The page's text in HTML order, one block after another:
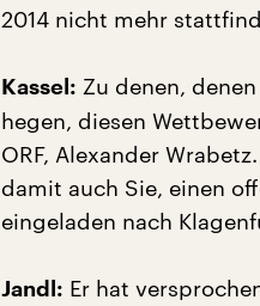
2014 nicht mehr
Kassel: Zu denen,
hegen, diesen
ORF, Alexander
damit auch Sie, einen
eingeladen nach
Jandl: Er hat